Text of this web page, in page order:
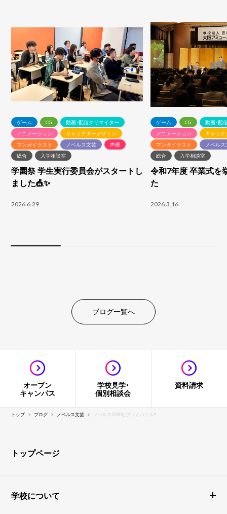
ゲーム CG
動画・配信クリエイター
アニメーション
キャラクターデザイン
マンガイラスト
ノベルス文芸
声優
総合
入学相談室
学園祭 学生実行委員会がスタートし
ました🎪✨
2026.6.29
ゲーム CG
動画・配
アニメーション
キャラ
マンガイラスト
ノベル
総合
入学相談室
令和7年度 卒業式を
た
2026.3.16
ブログ一覧へ
オープン
キャンパス
学校見学・
個別相談会
資料請求
トップ ブログ ノベルス文芸 ノベルス2020ビブリオバトル!!
トップページ
学校について